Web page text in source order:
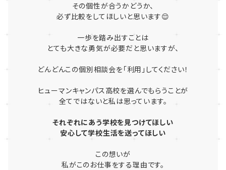
その個性が合うかどうか、
必ず比較をしてほしいと思います😌
一歩を踏み出すことは
とても大きな勇気が必要だと思いますが、
どんどんこの個別相談会を「利用」してください！
ヒューマンキャンパス高校を選んでもらうことが
全てではないと私は思っています。
それぞれにあう学校を見つけてほしい
安心して学校生活を送ってほしい
この想いが
私がこのお仕事をする理由です。